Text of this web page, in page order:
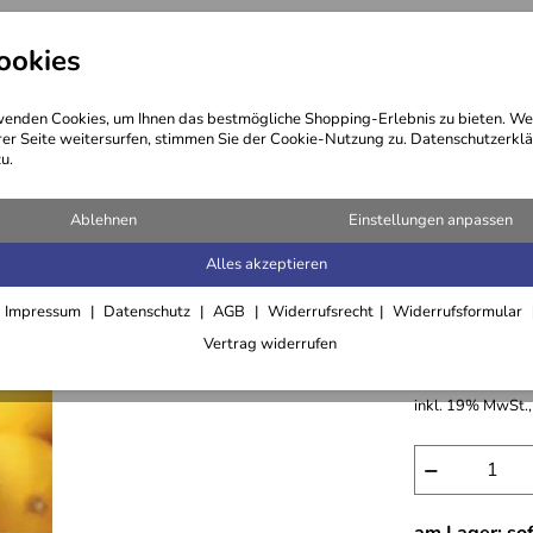
Cookies, um Ihnen das bestmögliche Shopping-Erlebnis zu bieten.
Seite weitersurfen, stimmen Sie der Cookie-Nutzung zu.
Ablehnen Einstellungen anpassen
Alles akzeptieren
Impressum Datenschutz AGB Widerrufsrecht
Widerrufsformular
Vertrag widerrufen
Kosmetik Öle Haare
Diffuser
inkl. 19%
−